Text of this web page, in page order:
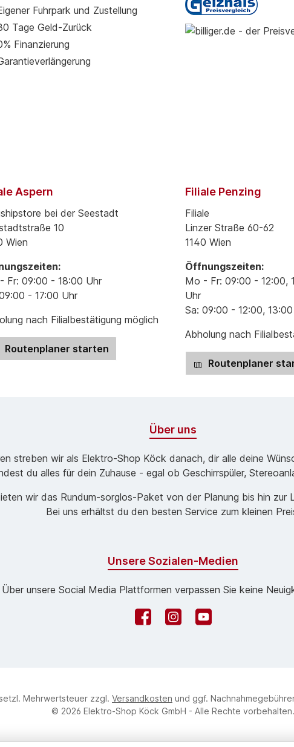
Fuhrpark und Zustellung
Tage Geld-Zurück
Finanzierung
Aspern
bei der Seestadt
10
Wien
Fr: 09:00 - 18:00 Uhr
- 17:00 Uhr
nach Filialbestätigung möglich
Routenplaner starten
Filiale Penzing
Filiale
Linzer Straße 60-62
1140 Wien
Öffnungszeiten:
Mo - Fr: 09:00 - 12:00,
Uhr
Sa: 09:00 - 12:00,
Abholung nach
Routenplaner
Über uns
streben wir als Elektro-Shop Köck danach, dir alle deine
du alles für dein Zuhause - egal ob Geschirrspüler,
wir das Rund­um-sorg­los-Pa­ket von der Planung bis hin zur
Bei uns erhältst du den besten Service zum kleinen
Unsere Sozialen-Medien
Über unsere Social Media Plattformen verpassen Sie keine
FacebookInstagramYouTube
Mehrwertsteuer zzgl. Versandkosten und ggf.
© 2026 Elektro-Shop Köck GmbH - Alle Rechte vorbehalten.